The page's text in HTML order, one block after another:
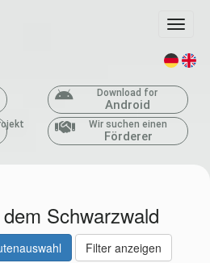
Download for
Android
Wir suchen einen
Förderer
Schwarzwald
Filter anzeigen